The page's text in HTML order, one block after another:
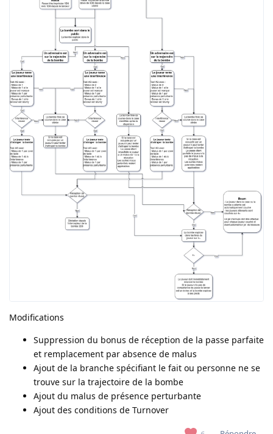
Modifications
Suppression du bonus de réception de la passe parfaite
et remplacement par absence de malus
Ajout de la branche spécifiant le fait ou personne ne se
trouve sur la trajectoire de la bombe
Ajout du malus de présence perturbante
Ajout des conditions de Turnover